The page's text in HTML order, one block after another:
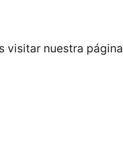
visitar nuestra página